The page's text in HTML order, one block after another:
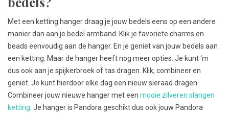
Met een ketting hanger draag je jouw bedels eens op een andere
manier dan aan je bedel armband. Klik je favoriete charms en
beads eenvoudig aan de hanger. En je geniet van jouw bedels aan
een ketting. Maar de hanger heeft nog meer opties. Je kunt ‘m
dus ook aan je spijkerbroek of tas dragen. Klik, combineer en
geniet. Je kunt hierdoor elke dag een nieuw sieraad dragen.
Combineer jouw nieuwe hanger met een mooie zilveren slangen
ketting . Je hanger is Pandora geschikt dus ook jouw Pandora